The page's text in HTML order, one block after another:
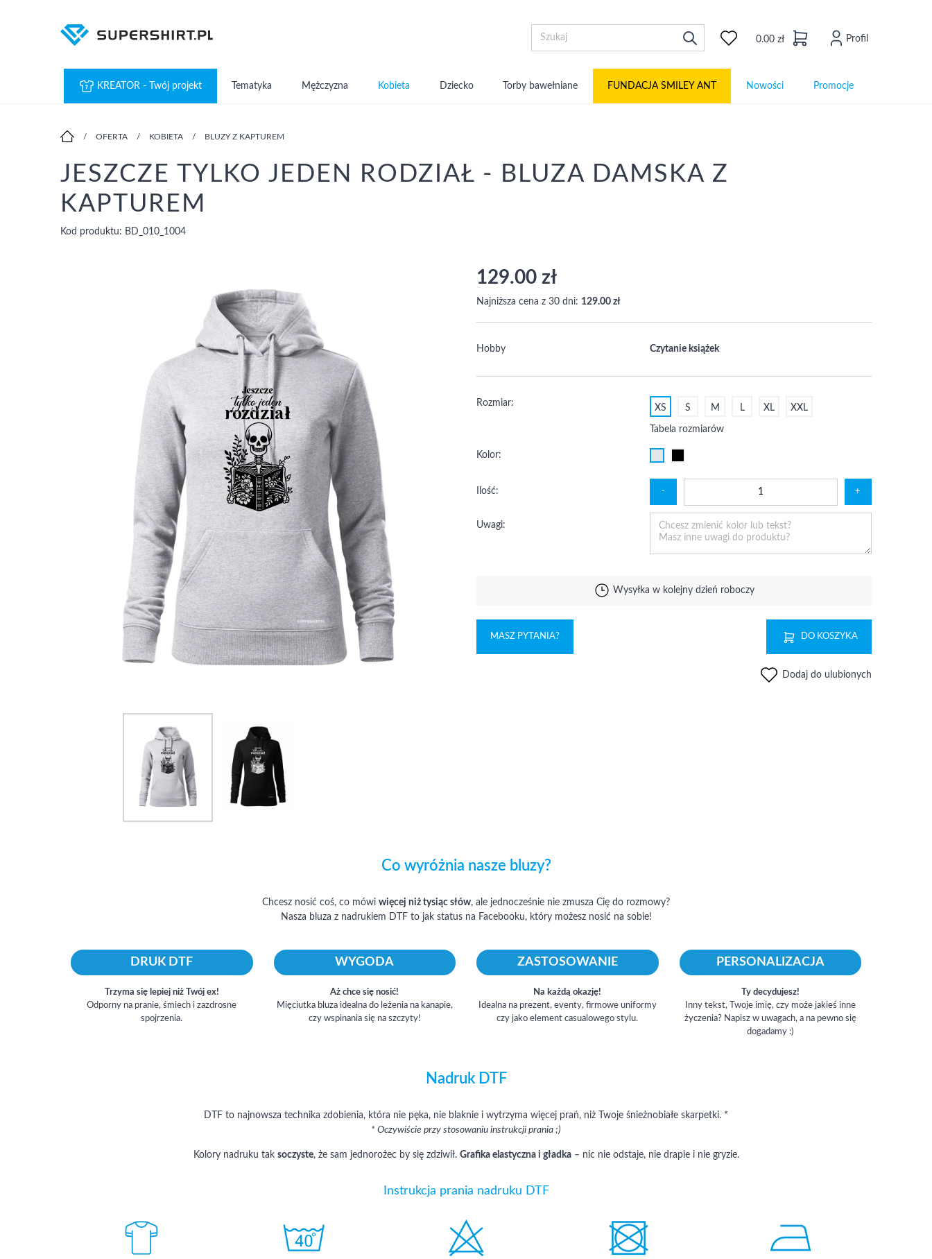
0.00 zł Profil
KREATOR - Twój projekt Tematyka Mężczyzna Kobieta Dziecko Torby bawełniane FUNDACJA SMILEY ANT Nowości Promocje
/ OFERTA / KOBIETA / BLUZY Z KAPTUREM
JESZCZE TYLKO JEDEN RODZIAŁ - BLUZA DAMSKA Z
KAPTUREM
Kod produktu: BD_010_1004
129.00 zł
Najniższa cena z 30 dni: 129.00 zł
Hobby Czytanie książek
Rozmiar: XS S M L XL XXL
Tabela rozmiarów
Kolor:
Ilość: - +
Uwagi:
Wysyłka w kolejny dzień roboczy
MASZ PYTANIA? DO KOSZYKA
Dodaj do ulubionych
Co wyróżnia nasze bluzy?
Chcesz nosić coś, co mówi więcej niż tysiąc słów, ale jednocześnie nie zmusza Cię do rozmowy?
Nasza bluza z nadrukiem DTF to jak status na Facebooku, który możesz nosić na sobie!
DRUK DTF
Trzyma się lepiej niż Twój ex!
Odporny na pranie, śmiech i zazdrosne
spojrzenia.
WYGODA
Aż chce się nosić!
Mięciutka bluza idealna do leżenia na kanapie,
czy wspinania się na szczyty!
ZASTOSOWANIE
Na każdą okazję!
Idealna na prezent, eventy, firmowe uniformy
czy jako element casualowego stylu.
PERSONALIZACJA
Ty decydujesz!
Inny tekst, Twoje imię, czy może jakieś inne
życzenia? Napisz w uwagach, a na pewno się
dogadamy :)
Nadruk DTF
DTF to najnowsza technika zdobienia, która nie pęka, nie blaknie i wytrzyma więcej prań, niż Twoje śnieżnobiałe skarpetki. *
* Oczywiście przy stosowaniu instrukcji prania ;)
Kolory nadruku tak soczyste, że sam jednorożec by się zdziwił. Grafika elastyczna i gładka– nic nie odstaje, nie drapie i nie gryzie.
Instrukcja prania nadruku DTF